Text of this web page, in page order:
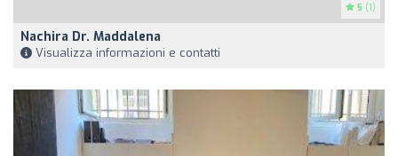
5 (1)
Nachira Dr. Maddalena
Visualizza informazioni e contatti